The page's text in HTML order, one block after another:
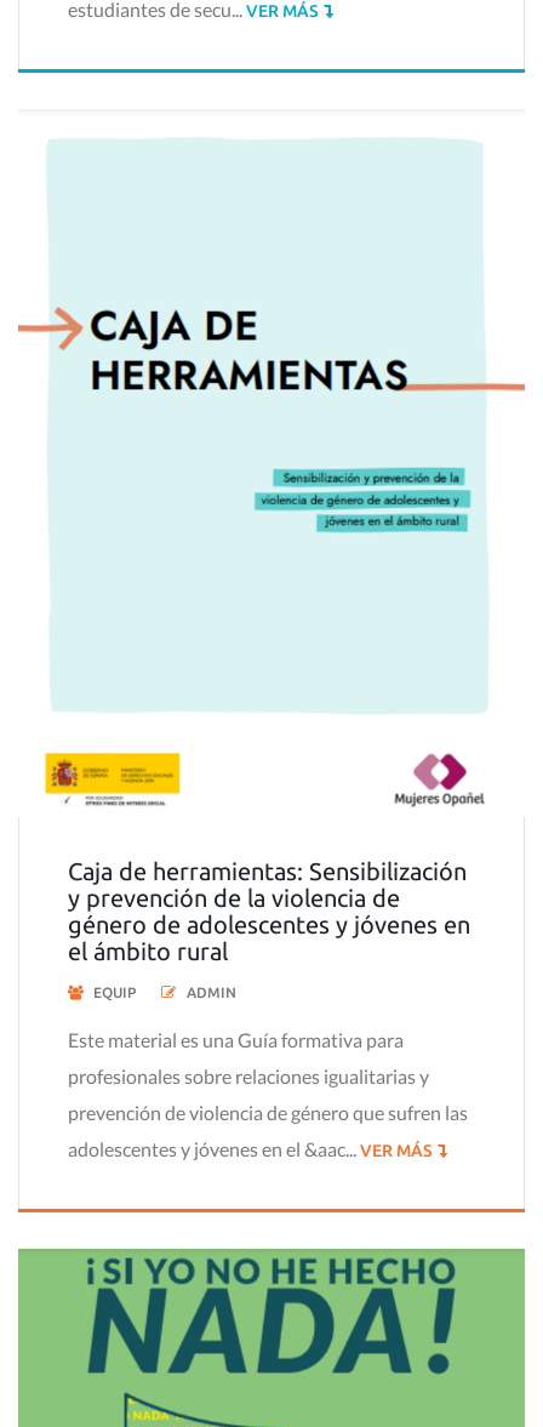
estudiantes de secu...VER MÁS
Caja de herramientas: Sensibilización
y prevención de la violencia de
género de adolescentes y jóvenes en
el ámbito rural
EQUIP ADMIN
Este material es una Guía formativa para
profesionales sobre relaciones igualitarias y
prevención de violencia de género que sufren las
adolescentes y jóvenes en el &aac... VER MÁS